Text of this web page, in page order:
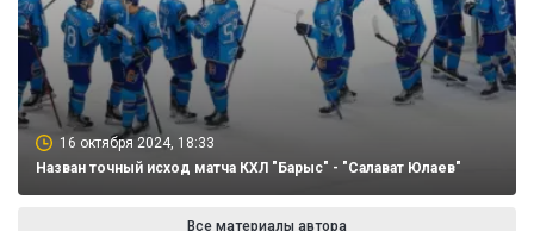
16 октября 2024, 18:33
Назван точный исход матча КХЛ "Барыс" - "Салават Юлаев"
Все материалы автора